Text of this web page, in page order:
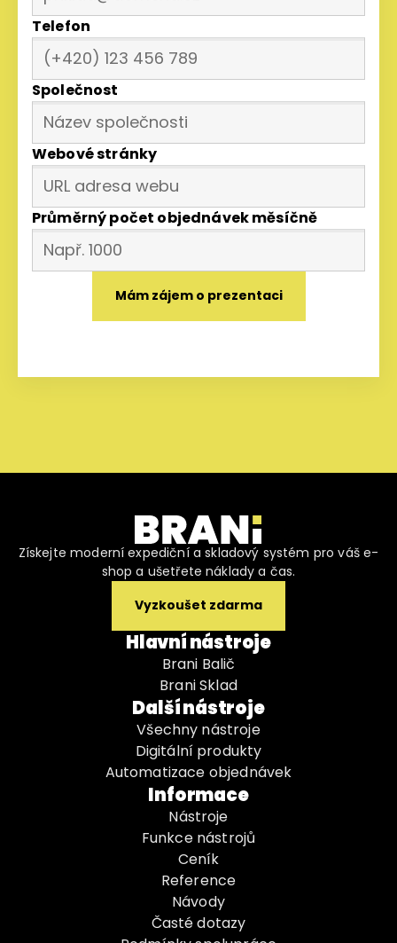
Telefon
Společnost
Webové stránky
Průměrný počet objednávek měsíčně
Získejte moderní expediční a skladový systém pro váš e-
shop a ušetřete náklady a čas.
Vyzkoušet zdarma
Hlavní nástroje
Brani Balič
Brani Sklad
Další nástroje
Všechny nástroje
Digitální produkty
Automatizace objednávek
Informace
Nástroje
Funkce nástrojů
Ceník
Reference
Návody
Časté dotazy